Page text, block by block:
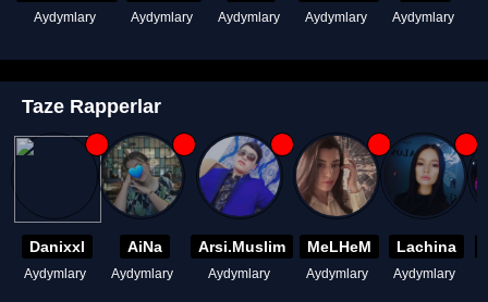
Aydymlary Aydymlary Aydymlary Aydymlary Aydymlary
Taze Rapperlar
Danixxl
Aydymlary
AiNa
Aydymlary
Arsi.Muslim
Aydymlary
MeLHeM
Aydymlary
Lachina
Aydymlary